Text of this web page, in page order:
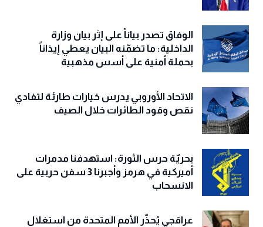
الوفاق تصدر بياناً على إثر بيان وزارة
الداخلية: ما تضمّنه البيان يعطي إيذاناً
بحملة أمنية على أسس مذهبية
الاتحاد الأوروبي يدرس خيارات طارئة لتفادي
نقص وقود الطائرات خلال الصيف
بحريّة حرس الثورة: استهدفنا مدمرات
أميركية في هرمز وأجبرنا 3 سفن حربية على
الانسحاب
عراقجي يُحذّر الأمم المتحدة من استغلال